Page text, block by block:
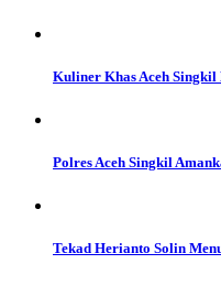
Kuliner Khas Aceh Singkil
Polres Aceh Singkil
Tekad Herianto Solin